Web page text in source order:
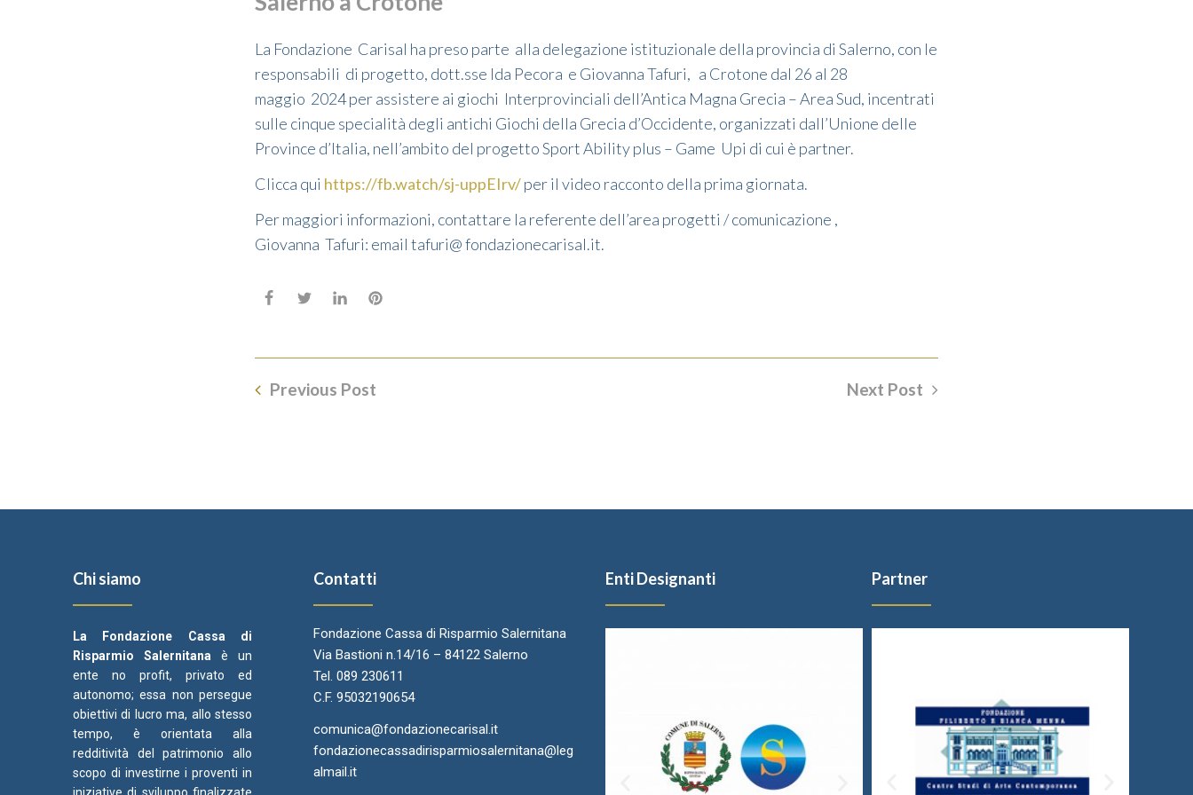
La Fondazione Carisal ha preso parte alla delegazione istituzionale della provincia di Salerno, con le
responsabili di progetto, dott.sse Ida Pecora e Giovanna Tafuri, a Crotone dal 26 al 28
maggio 2024 per assistere ai giochi Interprovinciali dell’Antica Magna Grecia – Area Sud, incentrati
sulle cinque specialità degli antichi Giochi della Grecia d’Occidente, organizzati dall’Unione delle
Province d’Italia, nell’ambito del progetto Sport Ability plus – Game Upi di cui è partner.
Clicca qui https://fb.watch/sj-uppEIrv/per il video racconto della prima giornata.
Per maggiori informazioni, contattare la referente dell’area progetti / comunicazione ,
Giovanna Tafuri: email tafuri@ fondazionecarisal.it.
Previous Post Next Post
Chi siamo
La Fondazione Cassa di
Risparmio Salernitana è un
ente no profit, privato ed
autonomo; essa non persegue
obiettivi di lucro ma, allo stesso
tempo, è orientata alla
redditività del patrimonio allo
scopo di investirne i proventi in
Contatti
Fondazione Cassa di Risparmio Salernitana
Via Bastioni n.14/16 – 84122 Salerno
Tel. 089 230611
C.F. 95032190654
comunica@fondazionecarisal.it
fondazionecassadirisparmiosalernitana@leg
almail.it
Enti Designanti Partner